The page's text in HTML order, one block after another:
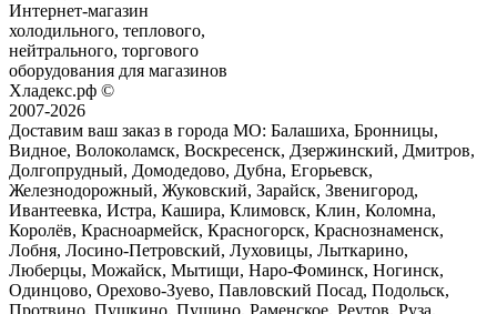
Интернет-магазин
холодильного, теплового,
нейтрального, торгового
оборудования для магазинов
Хладекс.рф ©
2007-2026
Доставим ваш заказ в города МО: Балашиха, Бронницы,
Видное, Волоколамск, Воскресенск, Дзержинский, Дмитров,
Долгопрудный, Домодедово, Дубна, Егорьевск,
Железнодорожный, Жуковский, Зарайск, Звенигород,
Ивантеевка, Истра, Кашира, Климовск, Клин, Коломна,
Королёв, Красноармейск, Красногорск, Краснознаменск,
Лобня, Лосино-Петровский, Луховицы, Лыткарино,
Люберцы, Можайск, Мытищи, Наро-Фоминск, Ногинск,
Одинцово, Орехово-Зуево, Павловский Посад, Подольск,